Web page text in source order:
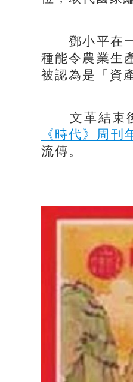
鄧小平在一
種能令農業生
被認為是「資
文革結束後
《時代》周刊
流傳。